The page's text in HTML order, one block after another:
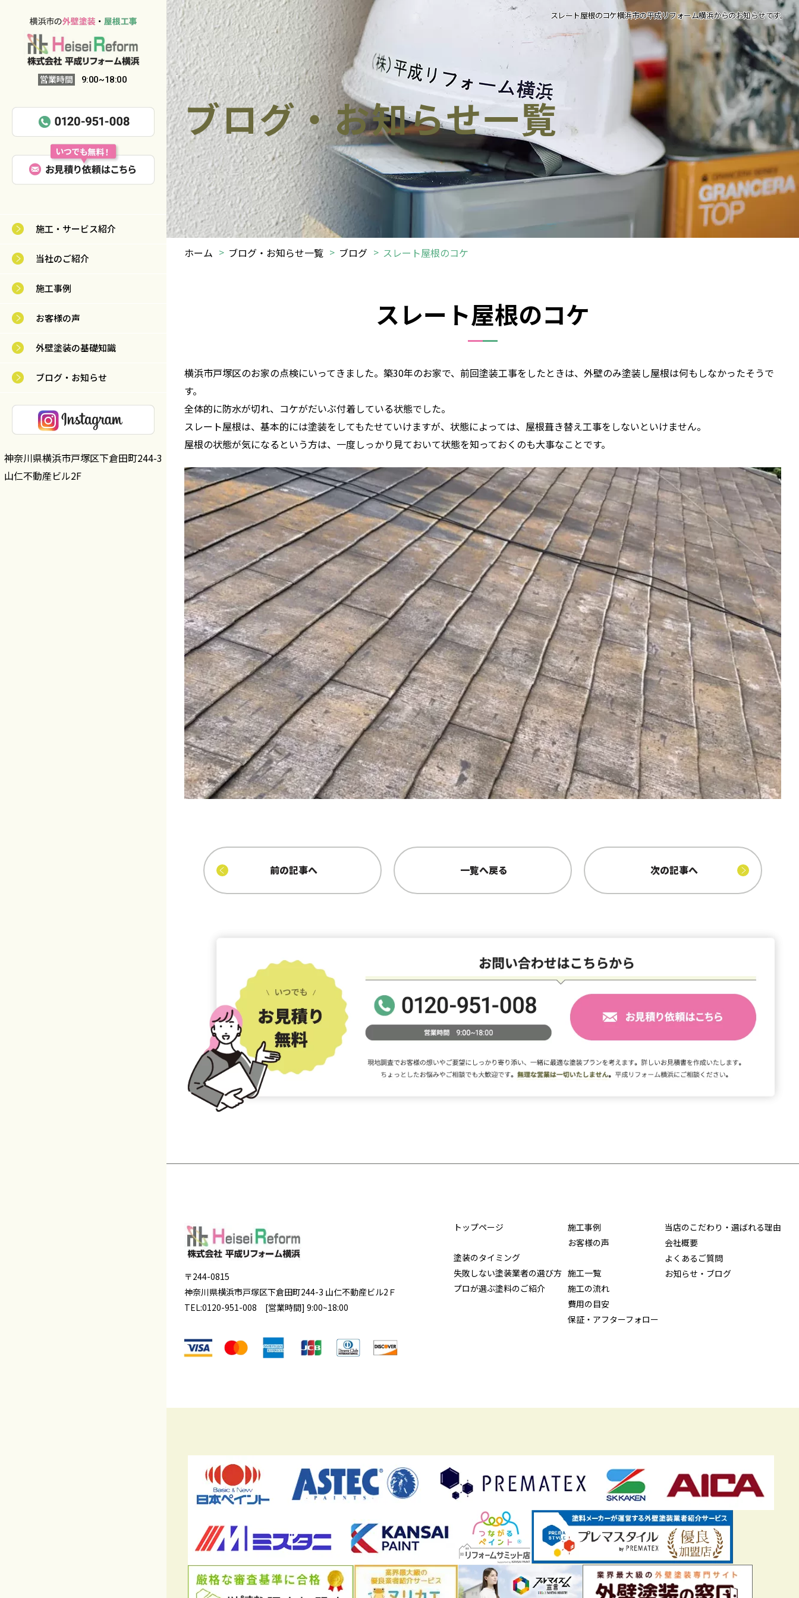
営業時間 9:00~18:00
施工・サービス紹介
当社のご紹介
施工事例
お客様の声
外壁塗装の基礎知識
ブログ・お知らせ
神奈川県横浜市戸塚区下倉田町244-3
山仁不動産ビル2F
スレート屋根のコケ横浜市の平成リフォーム横浜からのお知らせです。
ブログ・お知らせ一覧
ホーム ブログ・お知らせ一覧 ブログ スレート屋根のコケ
スレート屋根のコケ
横浜市戸塚区のお家の点検にいってきました。築30年のお家で、前回塗装工事をしたときは、外壁のみ塗装し屋根は何もしなかったそうで
す。
全体的に防水が切れ、コケがだいぶ付着している状態でした。
スレート屋根は、基本的には塗装をしてもたせていけますが、状態によっては、屋根葺き替え工事をしないといけません。
屋根の状態が気になるという方は、一度しっかり見ておいて状態を知っておくのも大事なことです。
前の記事へ 一覧へ戻る 次の記事へ
〒244-0815
神奈川県横浜市戸塚区下倉田町244-3 山仁不動産ビル2Ｆ
TEL:0120-951-008 [営業時間] 9:00~18:00
トップページ
塗装のタイミング
失敗しない塗装業者の選び方
プロが選ぶ塗料のご紹介
施工事例
お客様の声
施工一覧
施工の流れ
費用の目安
保証・アフターフォロー
当店のこだわり・選ばれる理由
会社概要
よくあるご質問
お知らせ・ブログ